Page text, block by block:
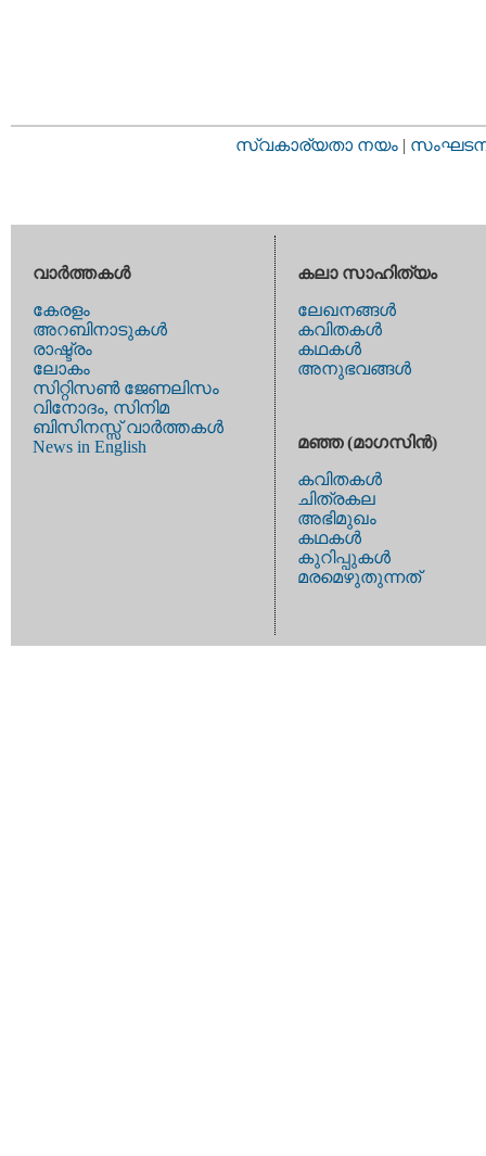
സ്വകാര്യതാ നയം |
വാര്‍ത്തകള്‍
കേരളം
അറബിനാടുകള്‍
രാഷ്ട്രം
ലോകം
സിറ്റിസണ്‍ ജേണലിസം
വിനോദം, സിനിമ
ബിസിനസ്സ് വാര്‍ത്തകള്‍
News in English
കലാ സാഹിത്യം
ലേഖനങ്ങള്‍
കവിതകള്‍
കഥകള്‍
അനുഭവങ്ങള്‍
മഞ്ഞ (മാഗസിന്‍)
കവിതകള്‍
ചിത്രകല
അഭിമുഖം
കഥകള്‍
കുറിപ്പുകള്‍
മരമെഴുതുന്നത്